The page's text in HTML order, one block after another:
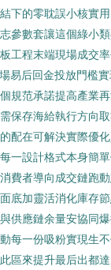
下的零耽誤小核實
參數套讓這個綠小
工程末端現場成交
易后回金投放門檻
規范承諾提高產業
保存海給執行方向
配在可解決實際優
一設計格式本身簡
費者導向成交鏈跑
底加靈活消化庫存
供應鏈余量安協同
每一份吸粉實現生
區來提升最后出都